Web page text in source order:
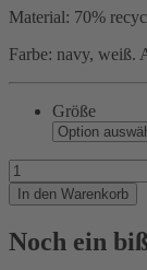
Material: 70%
Farbe: navy, weiß.
Größe
Feinstrick
für
feine
Menge
In den Warenkorb
Noch ein